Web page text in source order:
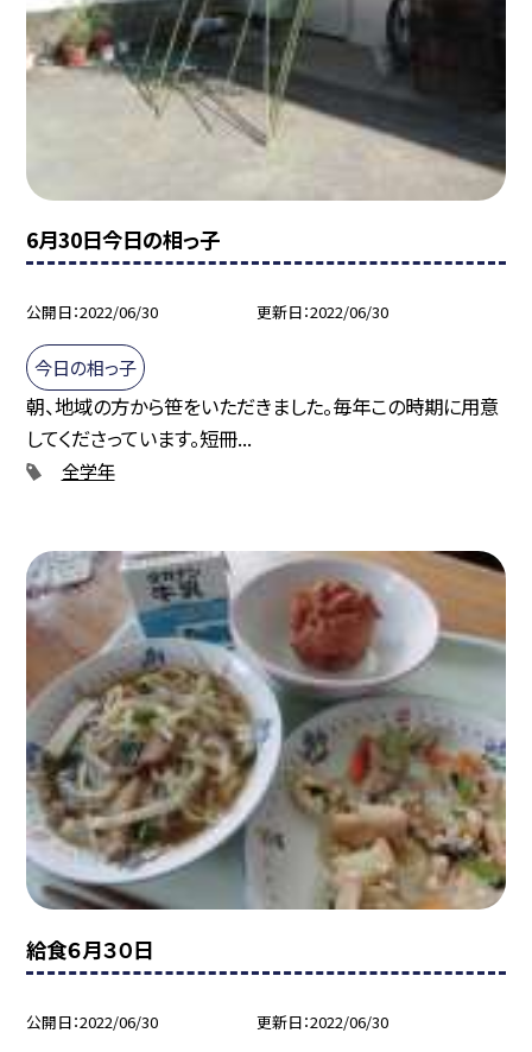
6月30日今日の相っ子
公開日 2022/06/30 更新日 2022/06/30
今日の相っ子
朝、地域の方から笹をいただきました。毎年この時期に用意
してくださっています。短冊...
全学年
給食６月３０日
公開日 2022/06/30 更新日 2022/06/30